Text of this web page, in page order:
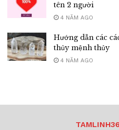
tên 2 người
4 NĂM AGO
Hướng dẫn các
thủy mệnh thủy
4 NĂM AGO